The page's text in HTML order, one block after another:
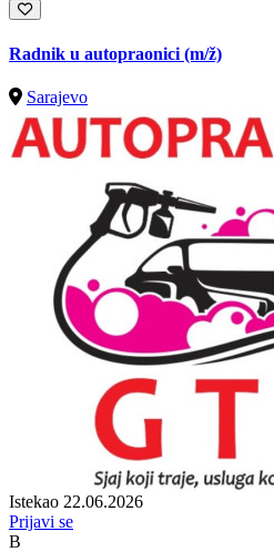
Radnik u autopraonici (m/ž)
Sarajevo
Istekao 22.06.2026
Prijavi se
B